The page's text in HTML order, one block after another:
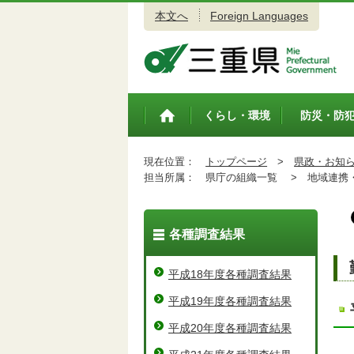
本文へ Foreign Languages
トップペ
くらし・環境 防災・防
現在位置： トップページ >
県政・お知
担当所属：
県庁の組織一覧 > 地域連携
各種調査結果
平成18年度各種調査結果
平成19年度各種調査結果
平成20年度各種調査結果